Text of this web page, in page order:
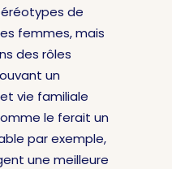
de
femmes, mais
des rôles
un
vie familiale
le ferait un
par exemple,
une meilleure